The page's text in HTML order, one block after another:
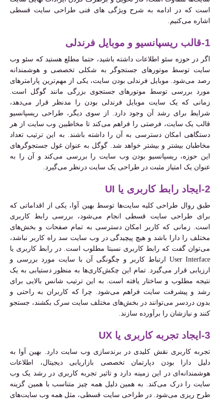
است که در ادامه به شرح ویژگی‌ های فنی طراحی سایت قسطی
اشاره می‌کنیم.
1-قالب ریسپانسیو و موبایل فرندلی
اگر در حوزه سئو اطلاعات داشته باشید، حتما مطلع هستید که سئو وب
سایت توسط موتورهای جستجوگر به شکلی تخصصی و هوشمندانه
رصد می‌شود. موبایل فرندلی بودن سایت، یکی از مهم‌ترین پارامترهای
مورد بررسی توسط موتورهای جستجوی بزرگی مانند گوگل است.
زمانی که یک سایت موبایل فرندلی بودن را مدنظر قرار می‌دهد،
شرایط برای رشد آن وجود دارد. از سوی دیگر، طراحی ریسپانسیو
قالب یک سایت، فرصتی را فراهم می‌کند تا مخاطبین وب سایت از هر
دستگاهی امکان دسترسی به آن را داشته باشند. به این ترتیب تعداد
مخاطبان بیشتر و بیشتر خواهد شد. گوگل به عنوان غول جستجوگرهای
این حوزه، ریسپانسیو بودن وب سایت را بررسی می‌کند و آن را به
عنوان یک امتیاز مثبت در طراحی یک سایت درنظر می‌گیرد.
2-ایجاد رابط کاربری یا UI
طبق روال طراحی کلیه سایت‌ها توسط بهین آوا، یکی از اقداماتی که
برای طراحی سایت قسطی انجام می‌شود، بررسی رابط کاربری
است. زمانی که کاربر امکان دسترسی به تمام صفحات و بخش‌های
مختلف را دارا باشد و هیچ پیچیدگی در وب سایت سد راه کاربر نباشد،
می‌توان گفت که رابط کاربری نسبتا مطلوب است. در رابط کاربری یا
User Interface ارتباط کاربر و چگونگی آن با سایت مورد بررسی و
ارزیابی قرار می‌گیرد. تمام این چکش‌کاری‌ها به منظور دستیابی به یک
نتیجه مطلوب و ساختار یافته است. به این ترتیب شانس بالایی برای
رشد و پیشرفت سایت فراهم می‌شود. چرا که کاربران به راحتی و
بدون دردسر می‌توانند در بخش‌های مختلف سایت سرک بکشند، جستجو
کنند و نیازشان را برآورده سازند.
3-ایجاد تجربه کاربری یا UX
تجربه کاربری نقش کلیدی در برندسازی وب سایت دارد. بهین آوا به
دلیل دارا بودن دپارتمان تخصصی بازاریابی دیجیتال، اطلاعات
هوشمندانه‌ای در این زمینه دارد و تاثیر تجربه کاربری در رشد یک وب
سایت را درک می‌کند. به همین دلیل همه چیز متناسب با همین گزینه
طرح ریزی می‌شود. در طراحی سایت قسطی، مثل همه وب سایت‌های